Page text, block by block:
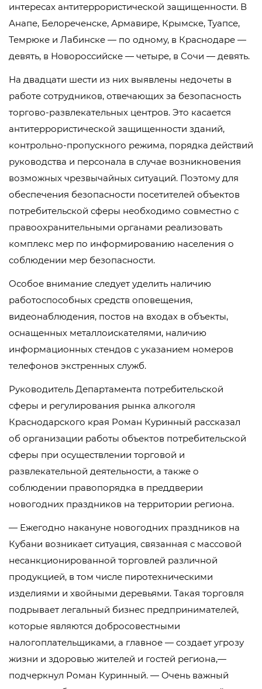
интересах антитеррористической защищенности. В
Анапе, Белореченске, Армавире, Крымске, Туапсе,
Темрюке и Лабинске — по одному, в Краснодаре —
девять, в Новороссийске — четыре, в Сочи — девять.
На двадцати шести из них выявлены недочеты в
работе сотрудников, отвечающих за безопасность
торгово-развлекательных центров. Это касается
антитеррористической защищенности зданий,
контрольно-пропускного режима, порядка действий
руководства и персонала в случае возникновения
возможных чрезвычайных ситуаций. Поэтому для
обеспечения безопасности посетителей объектов
потребительской сферы необходимо совместно с
правоохранительными органами реализовать
комплекс мер по информированию населения о
соблюдении мер безопасности.
Особое внимание следует уделить наличию
работоспособных средств оповещения,
видеонаблюдения, постов на входах в объекты,
оснащенных металлоискателями, наличию
информационных стендов с указанием номеров
телефонов экстренных служб.
Руководитель Департамента потребительской
сферы и регулирования рынка алкоголя
Краснодарского края Роман Куринный рассказал
об организации работы объектов потребительской
сферы при осуществлении торговой и
развлекательной деятельности, а также о
соблюдении правопорядка в преддверии
новогодних праздников на территории региона.
— Ежегодно накануне новогодних праздников на
Кубани возникает ситуация, связанная с массовой
несанкционированной торговлей различной
продукцией, в том числе пиротехническими
изделиями и хвойными деревьями. Такая торговля
подрывает легальный бизнес предпринимателей,
которые являются добросовестными
налогоплательщиками, а главное — создает угрозу
жизни и здоровью жителей и гостей региона,—
подчеркнул Роман Куринный. — Очень важный